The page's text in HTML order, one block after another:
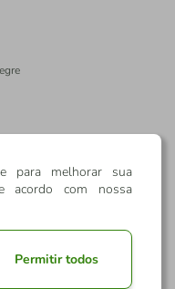
para melhorar sua
acordo com nossa
Permitir todos